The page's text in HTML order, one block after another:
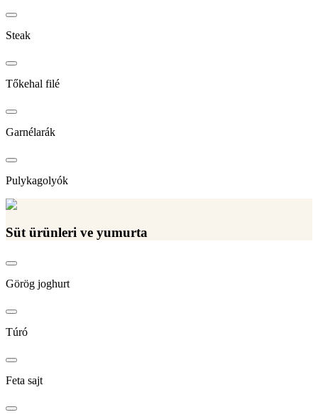
Steak
Tőkehal filé
Garnélarák
Pulykagolyók
Süt ürünleri ve yumurta
Görög joghurt
Túró
Feta sajt